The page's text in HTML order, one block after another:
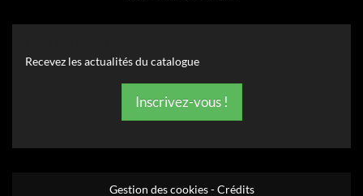
Recevez les actualités du catalogue
Inscrivez-vous !
Gestion des cookies-Crédits